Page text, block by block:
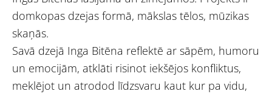
domkopas dzejas formā, mākslas tēlos, mūzikas
skaņās.
Savā dzejā Inga Bitēna reflektē ar sāpēm, humoru
un emocijām, atklāti risinot iekšējos konfliktus,
meklējot un atrodod līdzsvaru kaut kur pa vidu,